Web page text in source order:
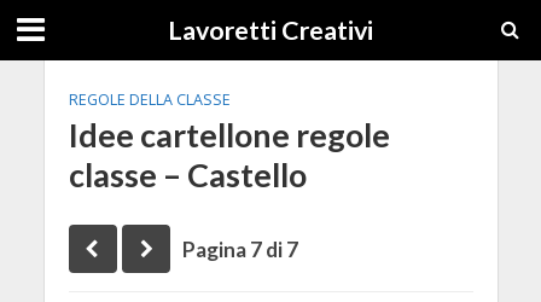
Lavoretti Creativi
REGOLE DELLA CLASSE
Idee cartellone regole
classe – Castello
Pagina 7 di 7